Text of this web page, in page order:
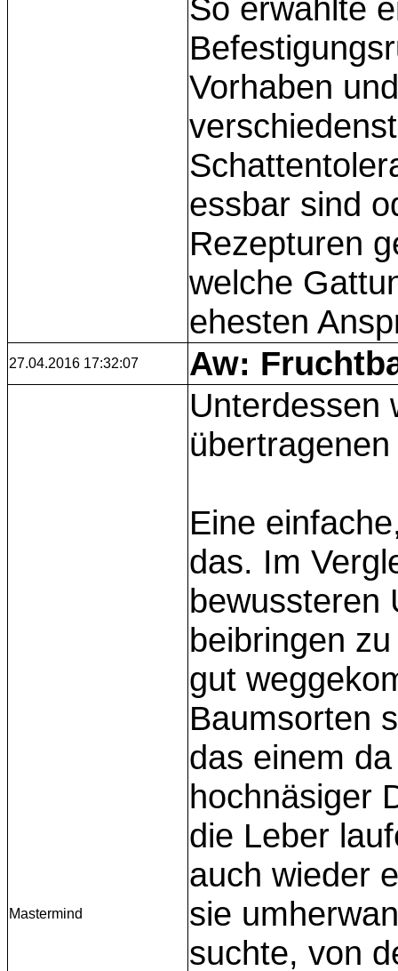
So erwählte
Vorhaben
essbar sind
Rezepturen
welche
ehesten
27.04.2016 17:32:07 Aw:
Mastermind
Unterdessen
Eine
das. Im
bewussteren
beibringen
gut
Baumsorten
das einem
hochnäsiger
die Leber
auch wieder
sie
suchte, von